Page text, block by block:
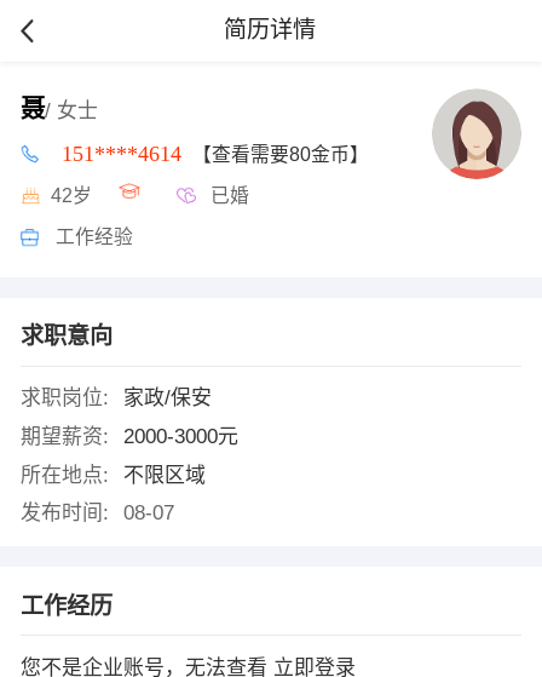
简历详情
聂/ 女士
151****4614 【查看需要80金币】
42岁 已婚
工作经验
求职意向
求职岗位:
家政/保安
期望薪资:
2000-3000元
所在地点:
不限区域
发布时间:
08-07
工作经历
您不是企业账号，无法查看 立即登录